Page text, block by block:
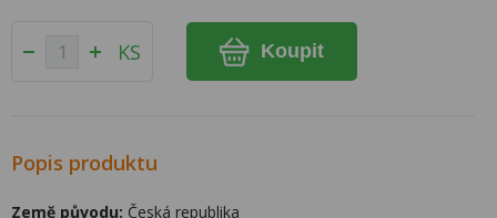
KS Koupit
Popis produktu
Země původu: Česká republika